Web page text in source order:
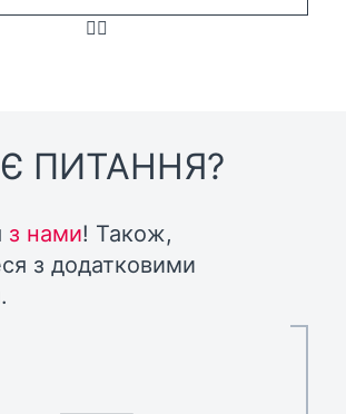
ПИТАННЯ?
з нами! Також,
з додатковими